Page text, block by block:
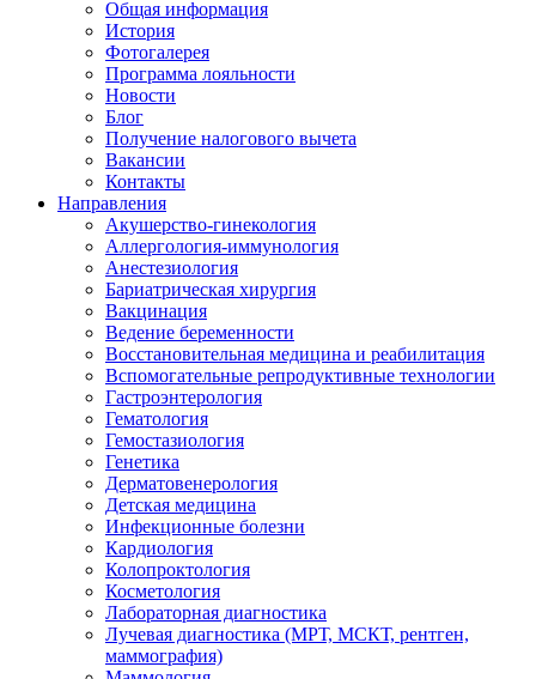
Общая информация
История
Фотогалерея
Программа лояльности
Новости
Блог
Получение налогового вычета
Вакансии
Контакты
Направления
Акушерство-гинекология
Аллергология-иммунология
Анестезиология
Бариатрическая хирургия
Вакцинация
Ведение беременности
Восстановительная медицина и реабилитация
Вспомогательные репродуктивные технологии
Гастроэнтерология
Гематология
Гемостазиология
Генетика
Дерматовенерология
Детская медицина
Инфекционные болезни
Кардиология
Колопроктология
Косметология
Лабораторная диагностика
Лучевая диагностика (МРТ, МСКТ, рентген,
маммография)